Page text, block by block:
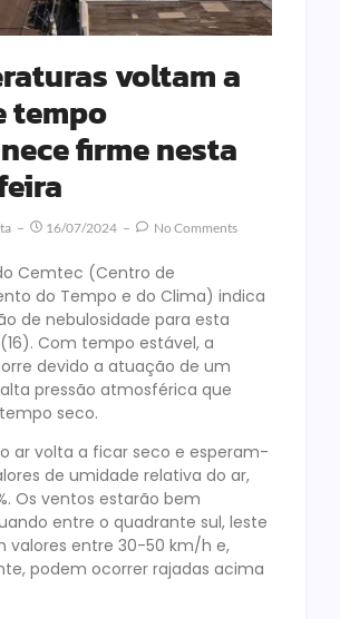
voltam a
tempo
firme nesta
16/07/2024 No Comments
Cemtec (Centro de
do Tempo e do Clima) indica
de nebulosidade para esta
Com tempo estável, a
devido a atuação de um
pressão atmosférica que
seco.
ar volta a ficar seco e esperam-
de umidade relativa do ar,
Os ventos estarão bem
entre o quadrante sul, leste
valores entre 30-50 km/h e,
podem ocorrer rajadas acima